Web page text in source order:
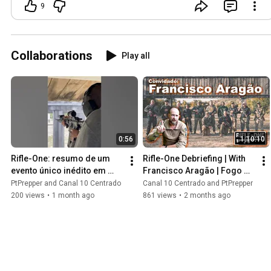
9
Collaborations Play all
0:56
Rifle-One: resumo de um
evento único inédito em
Portugal!
PtPrepper and Canal 10 Centrado
200 views • 1 month ago
1:10:10
Rifle-One Debriefing | With
Francisco Aragão | Fogo
Livre Podcast ep:4
Canal 10 Centrado and PtPrepper
861 views • 2 months ago